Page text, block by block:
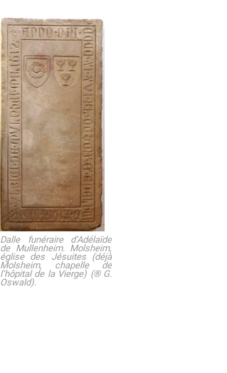
Dalle funéraire d’Adélaïde
de Mullenheim. Molsheim,
église des Jésuites (déjà
Molsheim, chapelle de
l’hôpital de la Vierge) (® G.
Oswald).